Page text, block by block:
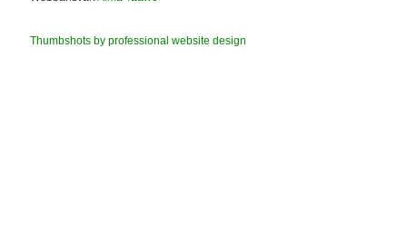
Thumbshots by professional website design